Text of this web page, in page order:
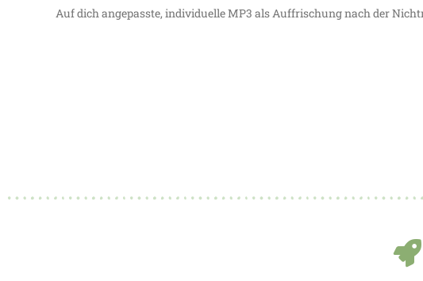
Auf dich angepasste, individuelle MP3 als Auffrischung nach der